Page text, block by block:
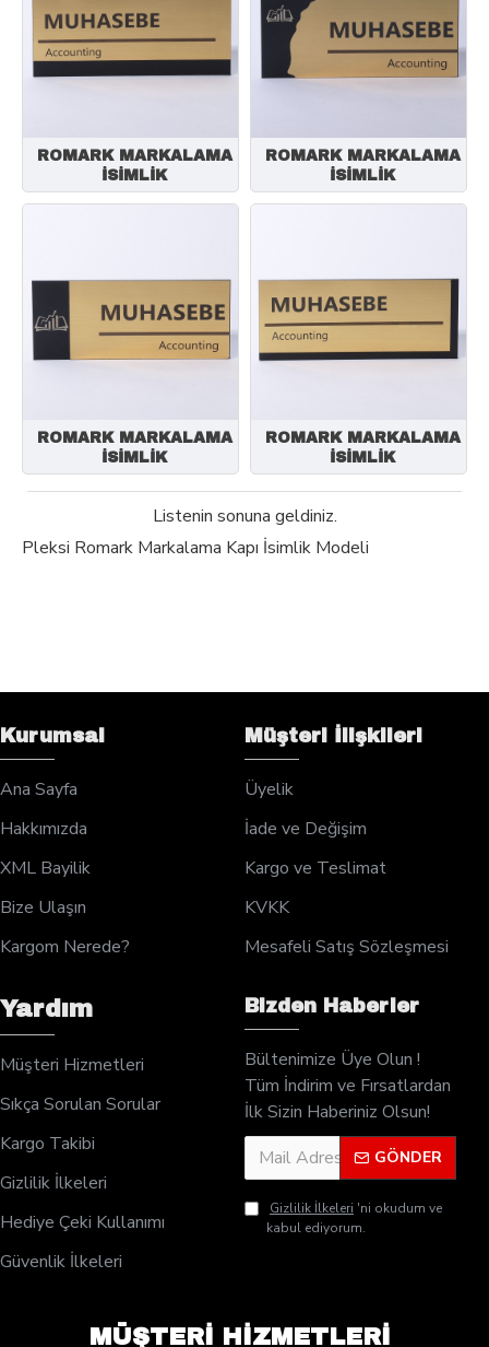
ROMARK MARKALAMA
İSİMLİK
ROMARK MARKALAMA
İSİMLİK
ROMARK MARKALAMA
İSİMLİK
ROMARK MARKALAMA
İSİMLİK
Listenin sonuna geldiniz.
Pleksi Romark Markalama Kapı İsimlik Modeli
Kurumsal
Ana Sayfa
Hakkımızda
XML Bayilik
Bize Ulaşın
Kargom Nerede?
Müşteri İlişkileri
Üyelik
İade ve Değişim
Kargo ve Teslimat
KVKK
Mesafeli Satış Sözleşmesi
Yardım
Müşteri Hizmetleri
Sıkça Sorulan Sorular
Kargo Takibi
Gizlilik İlkeleri
Hediye Çeki Kullanımı
Güvenlik İlkeleri
Bizden Haberler
Bültenimize Üye Olun !
Tüm İndirim ve Fırsatlardan
İlk Sizin Haberiniz Olsun!
GÖNDER
Gizlilik İlkeleri 'ni okudum ve
kabul ediyorum.
MÜŞTERİ HİZMETLERİ